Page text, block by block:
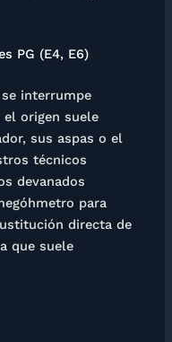
PG (E4, E6)
interrumpe
el origen suele
sus aspas o el
técnicos
devanados
para
directa de
que suele